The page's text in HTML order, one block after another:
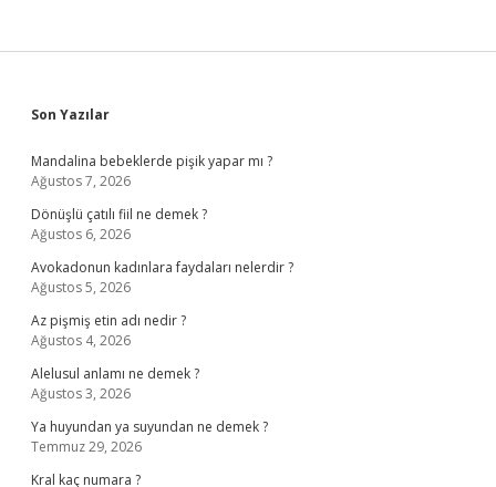
Sidebar
Son Yazılar
Mandalina bebeklerde pişik yapar mı ?
Ağustos 7, 2026
Dönüşlü çatılı fiil ne demek ?
Ağustos 6, 2026
Avokadonun kadınlara faydaları nelerdir ?
Ağustos 5, 2026
Az pişmiş etin adı nedir ?
Ağustos 4, 2026
Alelusul anlamı ne demek ?
Ağustos 3, 2026
Ya huyundan ya suyundan ne demek ?
Temmuz 29, 2026
Kral kaç numara ?